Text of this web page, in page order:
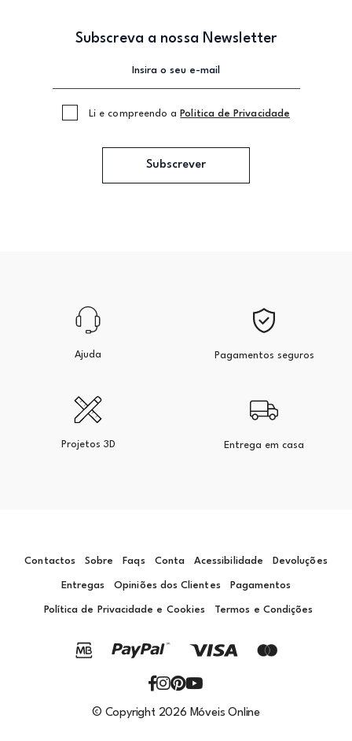
Subscreva a nossa Newsletter
Li e compreendo a Politica de Privacidade
Subscrever
Ajuda Pagamentos seguros
Projetos 3D Entrega em casa
Contactos Sobre Faqs Conta Acessibilidade Devoluções
Entregas Opiniões dos Clientes Pagamentos
Política de Privacidade e Cookies Termos e Condições
© Copyright 2026 Móveis Online